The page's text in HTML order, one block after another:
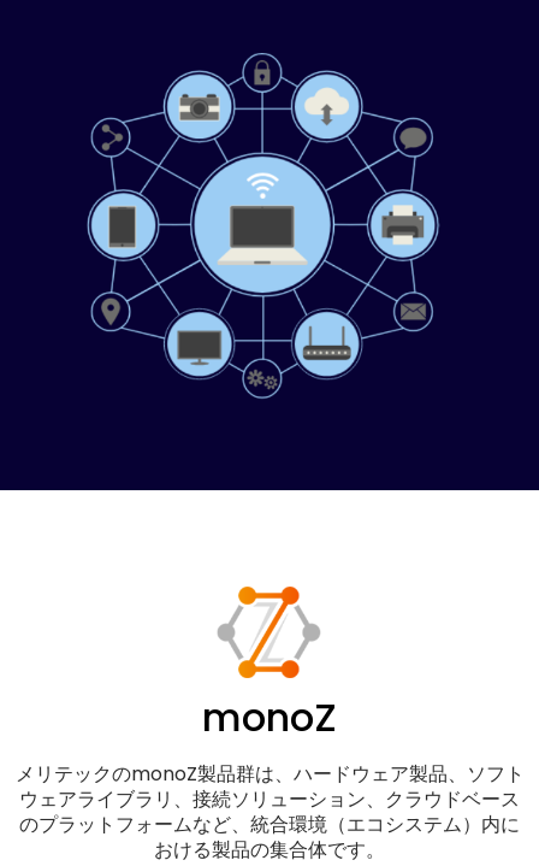
monoZ
メリテックのmonoZ製品群は、ハードウェア製品、ソフト
ウェアライブラリ、接続ソリューション、クラウドベース
のプラットフォームなど、統合環境（エコシステム）内に
おける製品の集合体です。